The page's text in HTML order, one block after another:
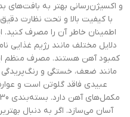
و اکسیژن‌رسانی بهتر به بافت‌های
با کیفیت بالا و تحت نظارت دقیق
اطمینان خاطر آن را مصرف
دلایل مختلف مانند رژیم غذایی
کمبود آهن هستند. مصرف منظم
مانند ضعف، خستگی و
عبیدی فاقد گلوتن است و
آسان می‌سازد. اگر به دنبال